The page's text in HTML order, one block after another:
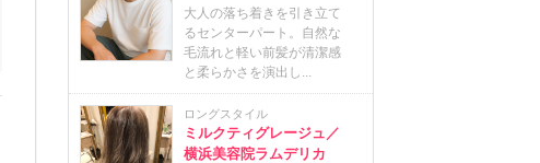
大人の落ち着きを引き立て
るセンターパート。自然な
毛流れと軽い前髪が清潔感
と柔らかさを演出し...
ロングスタイル
ミルクティグレージュ／
横浜美容院ラムデリカ